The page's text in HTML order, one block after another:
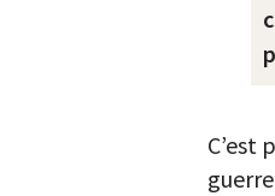
C’est